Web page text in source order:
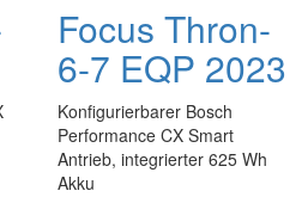
Focus Thron-
6-7 EQP 2023
Konfigurierbarer Bosch
Performance CX Smart
Antrieb, integrierter 625 Wh
Akku